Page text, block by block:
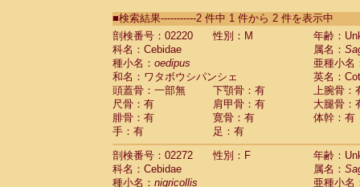
CebidaeSaguinus labiatus(0)
Cebidae Saguinus leucopus (0)
Cebidae
Cebidae
CebidaeSaguinus nigricollis (1)
Cebidae Saguinus oedipus
Cebidae Saguinus weddelli
Cebidae Saguinusspp.
Cebidae Aotus trivirgatus
Cebidae Cebus albifrons
Cebidae
CebidaeCebus capucinus
■検索結果-----------2 件中 1 件から 2 件を表示中
剖検番号：02220
性別：M
年齢：
科名：Cebidae
属名：
種小名： oedipus
亜種小名
和名：ワタボウシパンシェ
英名：
頭蓋骨：一部無
下顎骨：有
上腕骨：
尺骨：有
肩甲骨：有
大腿骨：
腓骨：有
寛骨：有
体幹：有
手：有
足：有
剖検番号：02272
性別：F
年齢：
科名：Cebidae
属名：
種小名： nigricollis
亜種小名